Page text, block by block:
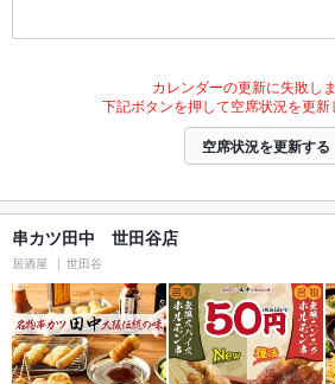
カレンダーの更新に失敗しま
下記ボタンを押して空席状況を更新
空席状況を更新する
串カツ田中 世田谷店
居酒屋 世田谷